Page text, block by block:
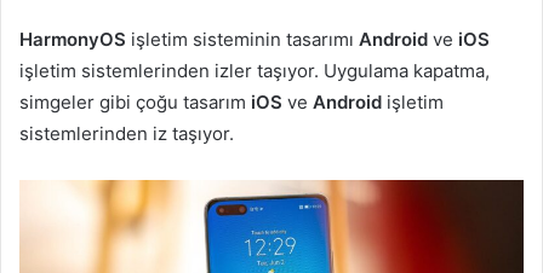
HarmonyOS işletim sisteminin tasarımı Android ve iOS
işletim sistemlerinden izler taşıyor. Uygulama kapatma,
simgeler gibi çoğu tasarım iOS ve Android işletim
sistemlerinden iz taşıyor.